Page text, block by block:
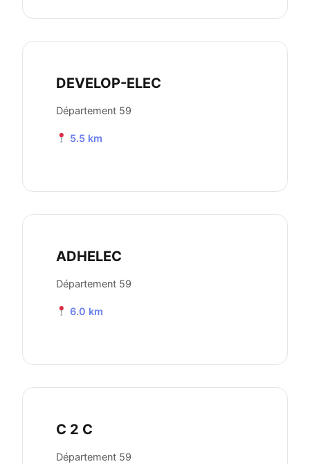
DEVELOP-ELEC
Département 59
5.5 km
ADHELEC
Département 59
6.0 km
C 2 C
Département 59